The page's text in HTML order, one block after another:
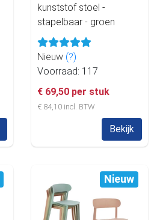
kunststof stoel -
stapelbaar - groen
Nieuw (?)
Voorraad: 117
€ 69,50 per stuk
€ 84,10 incl. BTW
Bekijk
Nieuw